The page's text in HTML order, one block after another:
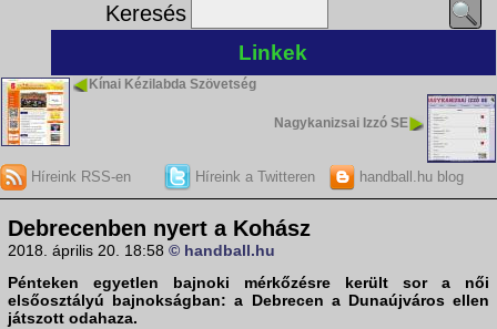
Keresés
Linkek
Kínai Kézilabda Szövetség
Nagykanizsai Izzó SE
Híreink RSS-en Híreink a Twitteren handball.hu blog
Debrecenben nyert a Kohász
2018. április 20. 18:58 © handball.hu
Pénteken egyetlen bajnoki mérkőzésre került sor a női
elsőosztályú bajnokságban: a Debrecen a Dunaújváros ellen
játszott odahaza.